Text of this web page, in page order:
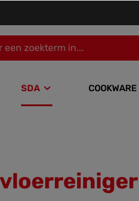
SDA COOKWARE
vloerreiniger